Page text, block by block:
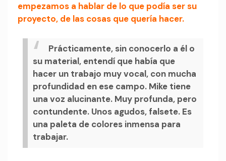
empezamos a hablar de lo que podía ser su
proyecto, de las cosas que quería hacer.
Prácticamente, sin conocerlo a él o
su material, entendí que había que
hacer un trabajo muy vocal, con mucha
profundidad en ese campo. Mike tiene
una voz alucinante. Muy profunda, pero
contundente. Unos agudos, falsete. Es
una paleta de colores inmensa para
trabajar.